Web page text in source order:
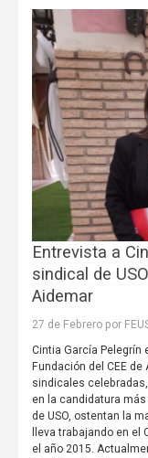
Entrevista a
sindical de
Aidemar
27 de Febrero por
Cintia García Pelegrín
Fundación del CEE
sindicales
en la candidatura
de USO, ostentan la
lleva trabajando en
el año 2015.